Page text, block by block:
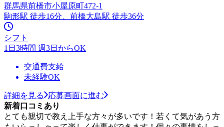
群馬県前橋市小屋原町472-1
駒形駅 徒歩16分、前橋大島駅 徒歩36分
シフト
1日3時間 週3日からOK
交通費支給
未経験OK
詳細を見る
応募画面に進む
新着口コミあり
とても親切で教え上手な方々が多いです！若くて気があう方